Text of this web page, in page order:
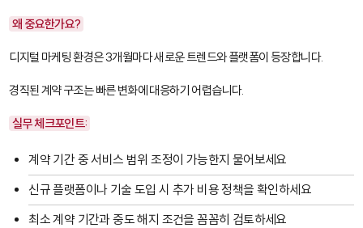
왜 중요한가요?
디지털 마케팅 환경은 3개월마다 새로운 트렌드와 플랫폼이 등장합니다.
경직된 계약 구조는 빠른 변화에 대응하기 어렵습니다.
실무 체크포인트:
계약 기간 중 서비스 범위 조정이 가능한지 물어보세요
신규 플랫폼이나 기술 도입 시 추가 비용 정책을 확인하세요
최소 계약 기간과 중도 해지 조건을 꼼꼼히 검토하세요